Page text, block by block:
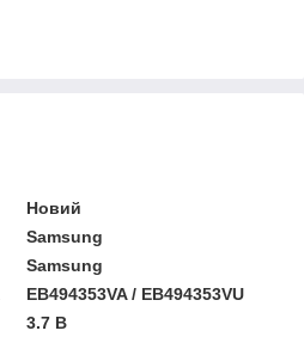
Новий
Samsung
Samsung
EB494353VA / EB494353VU
3.7 В